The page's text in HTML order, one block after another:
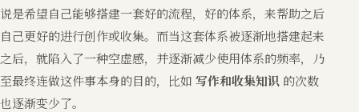
说是希望自己能够搭建一套好的流程，好的体系，来帮助之后
自己更好的进行创作或收集。而当这套体系被逐渐地搭建起来
之后，就陷入了一种空虚感，并逐渐减少使用体系的频率，乃
至最终连做这件事本身的目的，比如 写作和收集知识 的次数
也逐渐变少了。